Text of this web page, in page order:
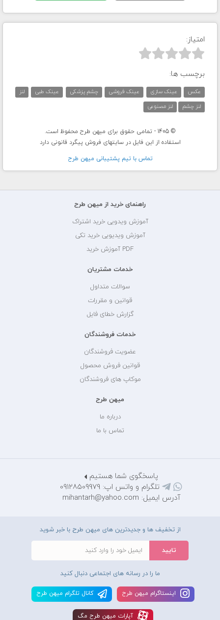
امتیاز:



برچسب ها:
عکس عینک سازی عینک فروشی چشم پزشکی عینک طبی
لنز
لنز چشم
لنز مصنوعی
© 1405 - تمامی حقوق برای میهن طرح محفوظ است.
استفاده از این فایل در سایتهای فروش پیگرد قانونی دارد
تماس با تيم پشتيبانی ميهن طرح
راهنمای خرید از میهن طرح
آموزش ویدویی خرید اشتراک
آموزش ویدیویی خرید تکی
PDF آموزش خرید
خدمات مشتریان
سوالات متداول
قوانین و مقررات
گزارش خطای فایل
خدمات فروشندگان
عضویت فروشندگان
قوانین فروش محصول
موکاپ های فروشندگان
میهن طرح
درباره ما
تماس با ما
پاسخگوی شما هستیم
تلگرام و واتس اپ: 09128509979
آدرس ایمیل: mihantarh@yahoo.com
از تخفیف ها و جدیدترین های میهن طرح با خبر شوید
ما را در رسانه های اجتماعی دنبال کنید
اينستاگرام ميهن طرح کانال تلگرام ميهن طرح
آپارات ميهن طرح مگ